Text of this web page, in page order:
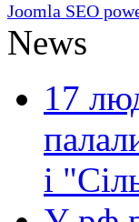
Joomla SEO
News
17
і